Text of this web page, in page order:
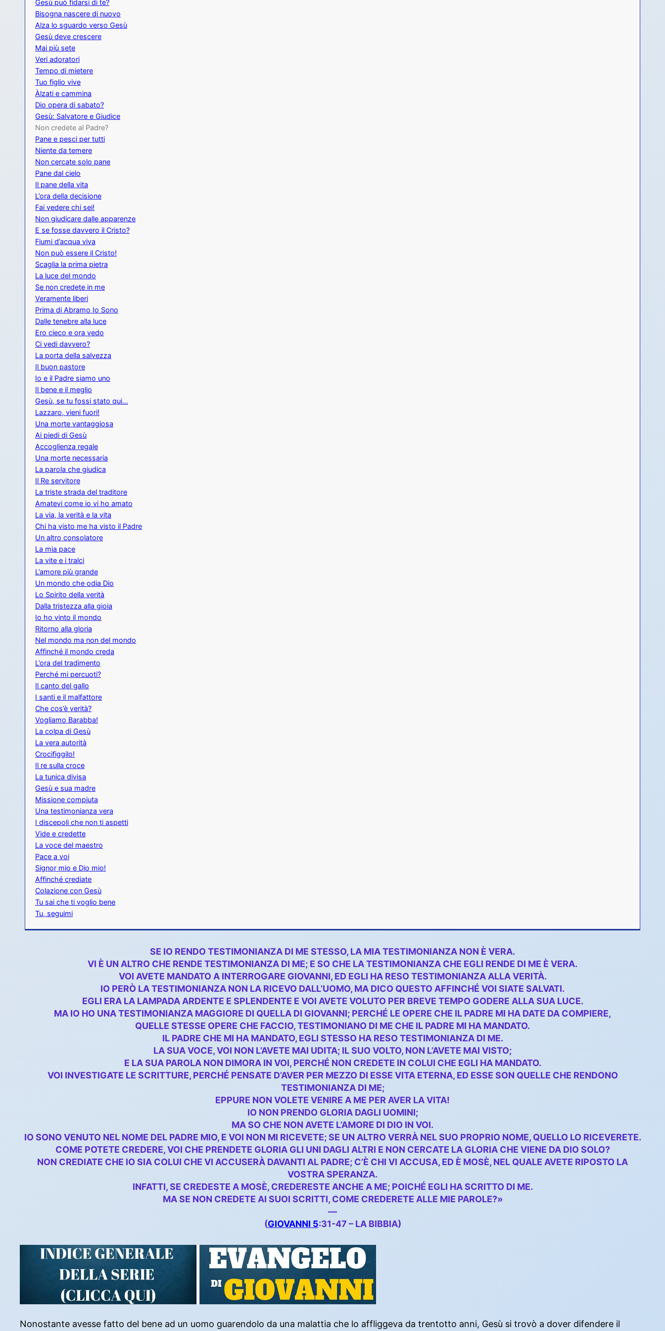
Gesù può fidarsi di te?
Bisogna nascere di nuovo
Alza lo sguardo verso Gesù
Gesù deve crescere
Mai più sete
Veri adoratori
Tempo di mietere
Tuo figlio vive
Àlzati e cammina
Dio opera di sabato?
Gesù: Salvatore e Giudice
Non credete al Padre?
Pane e pesci per tutti
Niente da temere
Non cercate solo pane
Pane dal cielo
Il pane della vita
L’ora della decisione
Fai vedere chi sei!
Non giudicare dalle apparenze
E se fosse davvero il Cristo?
Fiumi d’acqua viva
Non può essere il Cristo!
Scaglia la prima pietra
La luce del mondo
Se non credete in me
Veramente liberi
Prima di Abramo Io Sono
Dalle tenebre alla luce
Ero cieco e ora vedo
Ci vedi davvero?
La porta della salvezza
Il buon pastore
Io e il Padre siamo uno
Il bene e il meglio
Gesù, se tu fossi stato qui…
Lazzaro, vieni fuori!
Una morte vantaggiosa
Ai piedi di Gesù
Accoglienza regale
Una morte necessaria
La parola che giudica
Il Re servitore
La triste strada del traditore
Amatevi come io vi ho amato
La via, la verità e la vita
Chi ha visto me ha visto il Padre
Un altro consolatore
La mia pace
La vite e i tralci
L’amore più grande
Un mondo che odia Dio
Lo Spirito della verità
Dalla tristezza alla gioia
Io ho vinto il mondo
Ritorno alla gloria
Nel mondo ma non del mondo
Affinché il mondo creda
L’ora del tradimento
Perché mi percuoti?
Il canto del gallo
I santi e il malfattore
Che cos’è verità?
Vogliamo Barabba!
La colpa di Gesù
La vera autorità
Crocifiggilo!
Il re sulla croce
La tunica divisa
Gesù e sua madre
Missione compiuta
Una testimonianza vera
I discepoli che non ti aspetti
Vide e credette
La voce del maestro
Pace a voi
Signor mio e Dio mio!
Affinché crediate
Colazione con Gesù
Tu sai che ti voglio bene
Tu, seguimi
SE IO RENDO TESTIMONIANZA DI ME STESSO, LA MIA TESTIMONIANZA NON È VERA.
VI È UN ALTRO CHE RENDE TESTIMONIANZA DI ME; E SO CHE LA TESTIMONIANZA CHE EGLI RENDE DI ME È VERA.
VOI AVETE MANDATO A INTERROGARE GIOVANNI, ED EGLI HA RESO TESTIMONIANZA ALLA VERITÀ.
IO PERÒ LA TESTIMONIANZA NON LA RICEVO DALL’UOMO, MA DICO QUESTO AFFINCHÉ VOI SIATE SALVATI.
EGLI ERA LA LAMPADA ARDENTE E SPLENDENTE E VOI AVETE VOLUTO PER BREVE TEMPO GODERE ALLA SUA LUCE.
MA IO HO UNA TESTIMONIANZA MAGGIORE DI QUELLA DI GIOVANNI; PERCHÉ LE OPERE CHE IL PADRE MI HA DATE DA COMPIERE,
QUELLE STESSE OPERE CHE FACCIO, TESTIMONIANO DI ME CHE IL PADRE MI HA MANDATO.
IL PADRE CHE MI HA MANDATO, EGLI STESSO HA RESO TESTIMONIANZA DI ME.
LA SUA VOCE, VOI NON L’AVETE MAI UDITA; IL SUO VOLTO, NON L’AVETE MAI VISTO;
E LA SUA PAROLA NON DIMORA IN VOI, PERCHÉ NON CREDETE IN COLUI CHE EGLI HA MANDATO.
VOI INVESTIGATE LE SCRITTURE, PERCHÉ PENSATE D’AVER PER MEZZO DI ESSE VITA ETERNA, ED ESSE SON QUELLE CHE RENDONO
TESTIMONIANZA DI ME;
EPPURE NON VOLETE VENIRE A ME PER AVER LA VITA!
IO NON PRENDO GLORIA DAGLI UOMINI;
MA SO CHE NON AVETE L’AMORE DI DIO IN VOI.
IO SONO VENUTO NEL NOME DEL PADRE MIO, E VOI NON MI RICEVETE; SE UN ALTRO VERRÀ NEL SUO PROPRIO NOME, QUELLO LO RICEVERETE.
COME POTETE CREDERE, VOI CHE PRENDETE GLORIA GLI UNI DAGLI ALTRI E NON CERCATE LA GLORIA CHE VIENE DA DIO SOLO?
NON CREDIATE CHE IO SIA COLUI CHE VI ACCUSERÀ DAVANTI AL PADRE; C’È CHI VI ACCUSA, ED È MOSÈ, NEL QUALE AVETE RIPOSTO LA
VOSTRA SPERANZA.
INFATTI, SE CREDESTE A MOSÈ, CREDERESTE ANCHE A ME; POICHÉ EGLI HA SCRITTO DI ME.
MA SE NON CREDETE AI SUOI SCRITTI, COME CREDERETE ALLE MIE PAROLE?»
—
(GIOVANNI 5:31-47 – LA BIBBIA)
Nonostante avesse fatto del bene ad un uomo guarendolo da una malattia che lo affliggeva da trentotto anni, Gesù si trovò a dover difendere il